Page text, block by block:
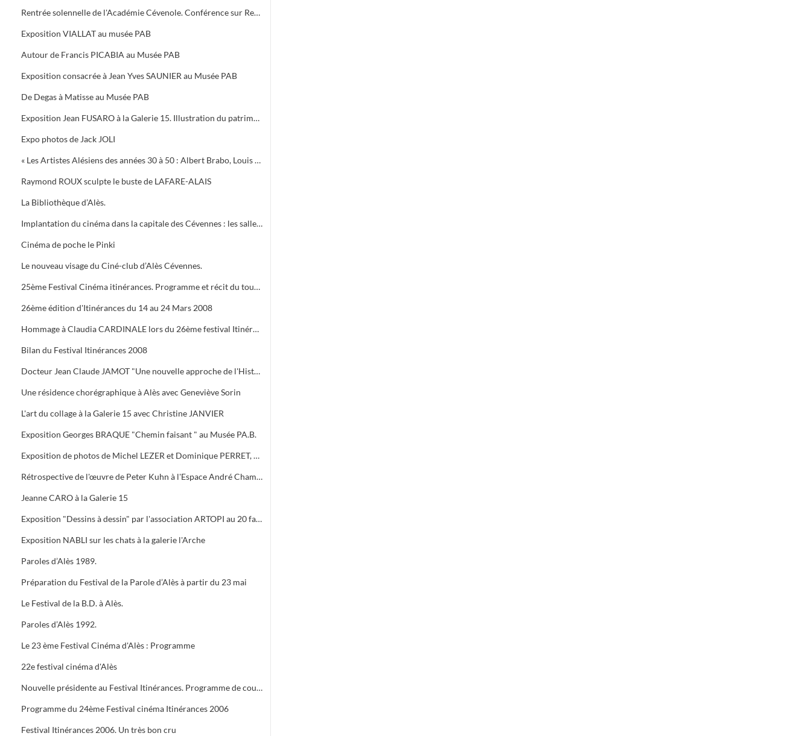
Rentrée solennelle de l'Académie Cévenole. Conférence sur Renoir et Albert ANDRE, une amitié (1894-1919)
Exposition VIALLAT au musée PAB
Autour de Francis PICABIA au Musée PAB
Exposition consacrée à Jean Yves SAUNIER au Musée PAB
De Degas à Matisse au Musée PAB
Exposition Jean FUSARO à la Galerie 15. Illustration du patrimoine alésien
Expo photos de Jack JOLI
« Les Artistes Alésiens des années 30 à 50 : Albert Brabo, Louis Cabanes, Louis Arcaix et René Aberlenc » par Annie Corbier
Raymond ROUX sculpte le buste de LAFARE-ALAIS
La Bibliothèque d’Alès.
Implantation du cinéma dans la capitale des Cévennes : les salles du début du siècle à nos jours.
Cinéma de poche le Pinki
Le nouveau visage du Ciné-club d’Alès Cévennes.
25ème Festival Cinéma itinérances. Programme et récit du tournage dans les cévennes d' "Un homme de trop"
26ème édition d'Itinérances du 14 au 24 Mars 2008
Hommage à Claudia CARDINALE lors du 26ème festival Itinérances. En photo avec Max ROUSTAN, Maire
Bilan du Festival Itinérances 2008
Docteur Jean Claude JAMOT "Une nouvelle approche de l'Histoire et de l'Archéologie appliquée aux Celtes
Une résidence chorégraphique à Alès avec Geneviève Sorin
L'art du collage à la Galerie 15 avec Christine JANVIER
Exposition Georges BRAQUE "Chemin faisant " au Musée PA.B.
Exposition de photos de Michel LEZER et Dominique PERRET, de peintures de Monique SANTORO à l'OFFICE DE TOURISME pour la Féria d'Alès
Rétrospective de l'œuvre de Peter Kuhn à l'Espace André Chamson. Exposition consacrée à Vauban à l'OFFICE DE TOURISME. Présentation de saison hors les murs du cratère
Jeanne CARO à la Galerie 15
Exposition "Dessins à dessin" par l'association ARTOPI au 20 faubourg du Soleil
Exposition NABLI sur les chats à la galerie l'Arche
Paroles d’Alès 1989.
Préparation du Festival de la Parole d’Alès à partir du 23 mai
Le Festival de la B.D. à Alès.
Paroles d’Alès 1992.
Le 23 ème Festival Cinéma d'Alès : Programme
22e festival cinéma d'Alès
Nouvelle présidente au Festival Itinérances. Programme de courts métrages de Jacques TATI
Programme du 24ème Festival cinéma Itinérances 2006
Festival Itinérances 2006. Un très bon cru